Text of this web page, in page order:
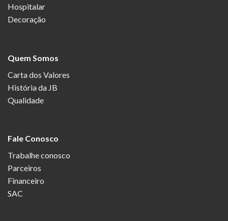
Hospitalar
Decoração
Quem Somos
Carta dos Valores
História da JB
Qualidade
Fale Conosco
Trabalhe conosco
Parceiros
Financeiro
SAC